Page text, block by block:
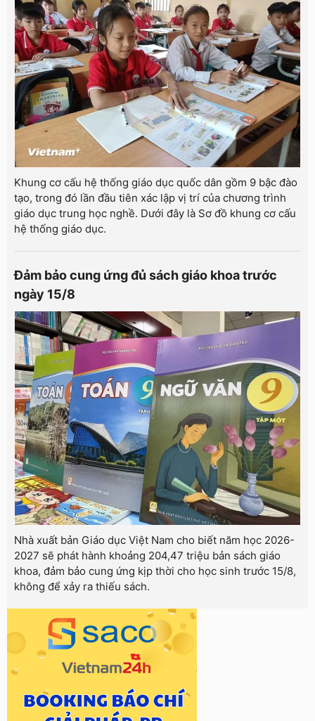
Khung cơ cấu hệ thống giáo dục quốc dân gồm 9 bậc đào
tạo, trong đó lần đầu tiên xác lập vị trí của chương trình
giáo dục trung học nghề. Dưới đây là Sơ đồ khung cơ cấu
hệ thống giáo dục.
Đảm bảo cung ứng đủ sách giáo khoa trước
ngày 15/8
Nhà xuất bản Giáo dục Việt Nam cho biết năm học 2026-
2027 sẽ phát hành khoảng 204,47 triệu bản sách giáo
khoa, đảm bảo cung ứng kịp thời cho học sinh trước 15/8,
không để xảy ra thiếu sách.